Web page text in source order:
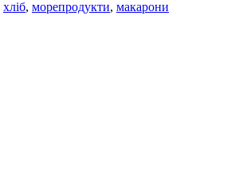
хліб, морепродукти, макарони